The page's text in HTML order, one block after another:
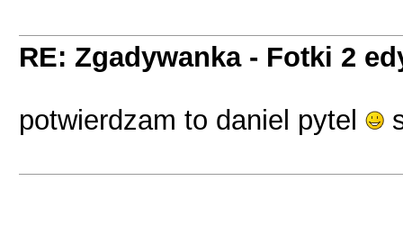
RE: Zgadywanka - Fotki 2
potwierdzam to daniel pytel